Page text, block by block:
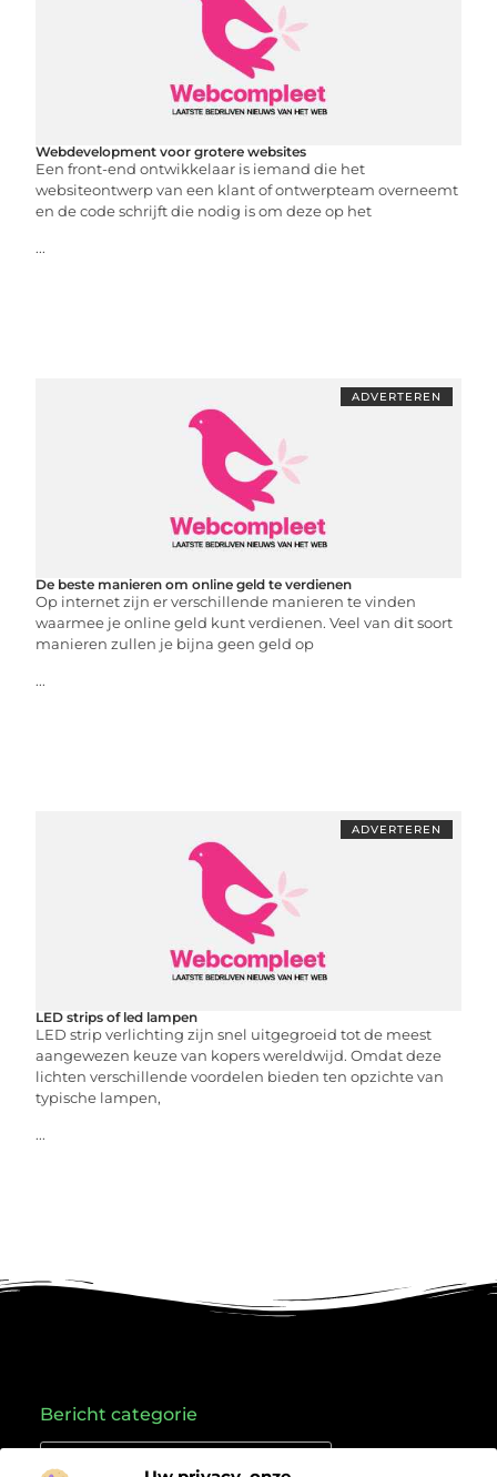
Webdevelopment voor grotere websites
Een front-end ontwikkelaar is iemand die het
websiteontwerp van een klant of ontwerpteam overneemt
en de code schrijft die nodig is om deze op het
...
ADVERTEREN
De beste manieren om online geld te verdienen
Op internet zijn er verschillende manieren te vinden
waarmee je online geld kunt verdienen. Veel van dit soort
manieren zullen je bijna geen geld op
...
ADVERTEREN
LED strips of led lampen
LED strip verlichting zijn snel uitgegroeid tot de meest
aangewezen keuze van kopers wereldwijd. Omdat deze
lichten verschillende voordelen bieden ten opzichte van
typische lampen,
...
Bericht categorie